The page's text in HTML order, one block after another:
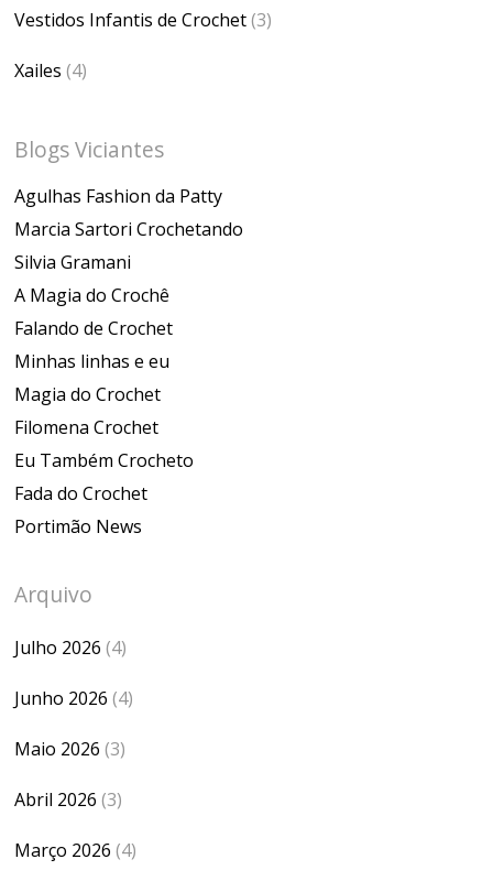
Vestidos Infantis de Crochet(3)
Xailes (4)
Blogs Viciantes
Agulhas Fashion da Patty
Marcia Sartori Crochetando
Silvia Gramani
A Magia do Crochê
Falando de Crochet
Minhas linhas e eu
Magia do Crochet
Filomena Crochet
Eu Também Crocheto
Fada do Crochet
Portimão News
Arquivo
Julho 2026 (4)
Junho 2026 (4)
Maio 2026 (3)
Abril 2026 (3)
Março 2026 (4)